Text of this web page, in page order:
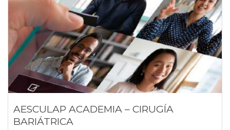
AESCULAP ACADEMIA – CIRUGÍA
BARIÁTRICA